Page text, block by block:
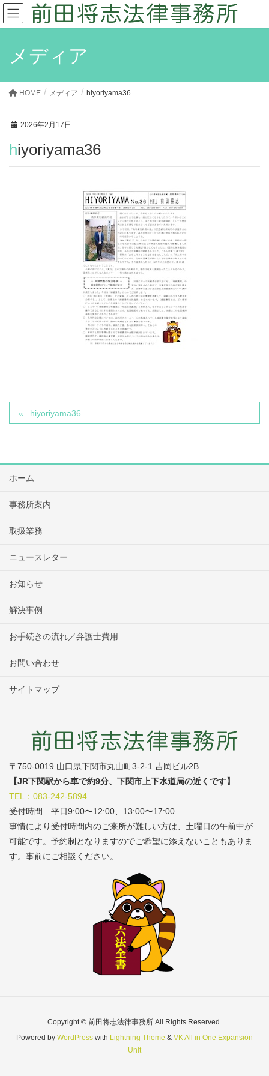
メディア
HOME メディア hiyoriyama36
2026年2月17日
hiyoriyama36
hiyoriyama36
ホーム
事務所案内
取扱業務
ニュースレター
お知らせ
解決事例
お手続きの流れ／弁護士費用
お問い合わせ
サイトマップ
〒750-0019 山口県下関市丸山町3-2-1 吉岡ビル2B
【JR下関駅から車で約9分、下関市上下水道局の近くです】
TEL：083-242-5894
受付時間 平日9:00〜12:00、13:00〜17:00
事情により受付時間内のご来所が難しい方は、土曜日の午前中が
可能です。予約制となりますのでご希望に添えないこともありま
す。事前にご相談ください。
Copyright © 前田将志法律事務所 All Rights Reserved.
Powered by WordPress with Lightning Theme & VK All in One Expansion
Unit